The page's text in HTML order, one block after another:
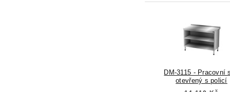
DM-3115 - Pracovní
otevřený s policí